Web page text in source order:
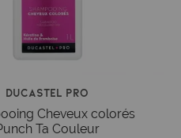
Ducastel Pro
Cheveux colorés
Ta Couleur